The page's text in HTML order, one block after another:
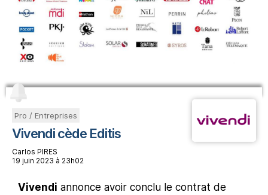
Pro / Entreprises
Vivendi cède Editis
Carlos PIRES
19 juin 2023 à 23h02
Vivendi annonce avoir conclu le contrat de